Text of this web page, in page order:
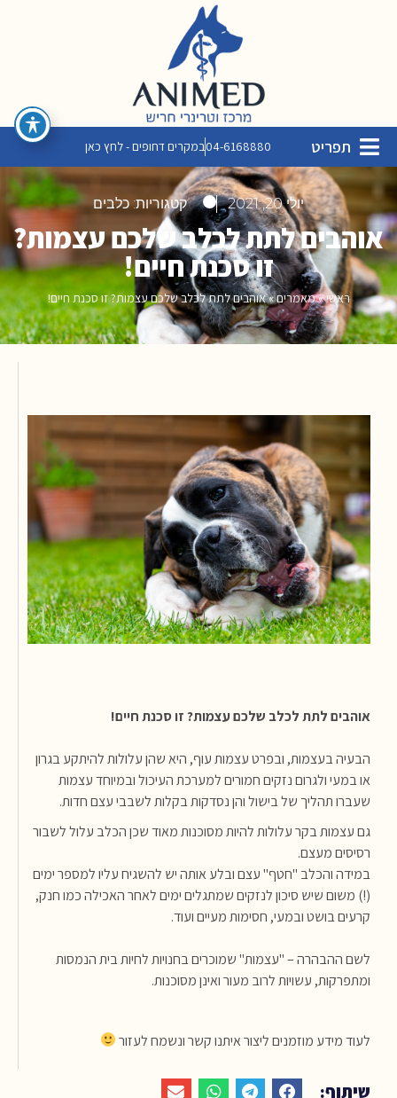
תפריט 04-6168880במקרים דחופים - לחץ כאן
יולי 20, 2021 קטגוריות: כלבים
אוהבים לתת לכלב שלכם עצמות?
זו סכנת חיים!
ראשי»מאמרים»אוהבים לתת לכלב שלכם עצמות? זו סכנת חיים!
אוהבים לתת לכלב שלכם עצמות? זו סכנת חיים!
הבעיה בעצמות, ובפרט עצמות עוף, היא שהן עלולות להיתקע בגרון
או במעי ולגרום נזקים חמורים למערכת העיכול ובמיוחד עצמות
שעברו תהליך של בישול והן נסדקות בקלות לשבבי עצם חדות.
גם עצמות בקר עלולות להיות מסוכנות מאוד שכן הכלב עלול לשבור
רסיסים מעצם.
במידה והכלב "חטף" עצם ובלע אותה יש להשגיח עליו למספר ימים
(!) משום שיש סיכון לנזקים שמתגלים ימים לאחר האכילה כמו חנק,
קרעים בושט ובמעי, חסימות מעיים ועוד.
לשם ההבהרה – "עצמות" שמוכרים בחנויות לחיות בית הנמסות
ומתפרקות, עשויות לרוב מעור ואינן מסוכנות.
לעוד מידע מוזמנים ליצור איתנו קשר ונשמח לעזור
שיתוף: